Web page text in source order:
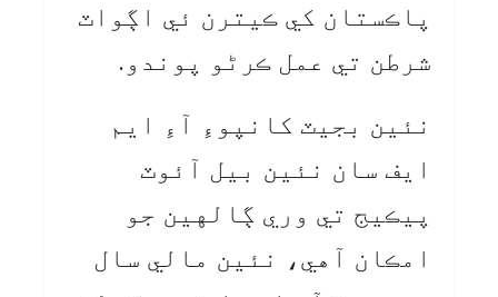
پاڪستان کي ڪيترن ئي اڳواٽ
شرطن تي عمل ڪرڻو پوندو.
نئين بجيٽ کانپوءِ آءِ ايم
ايف سان نئين بيل آئوٽ
پيڪيج تي وري ڳالهين جو
امڪان آهي، نئين مالي سال